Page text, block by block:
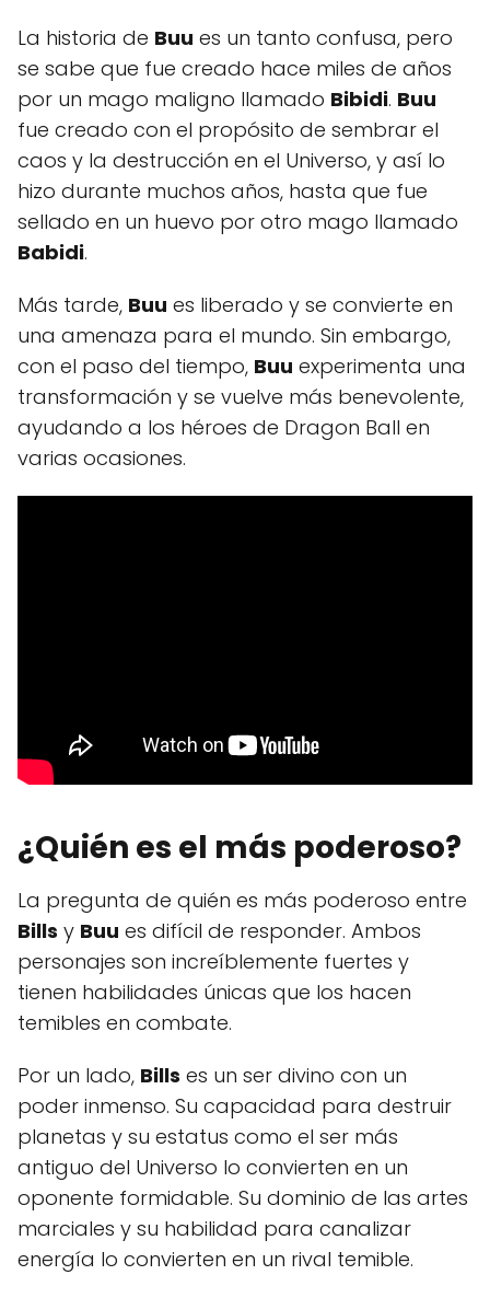
La historia de Buu es un tanto confusa, pero
se sabe que fue creado hace miles de años
por un mago maligno llamado Bibidi. Buu
fue creado con el propósito de sembrar el
caos y la destrucción en el Universo, y así lo
hizo durante muchos años, hasta que fue
sellado en un huevo por otro mago llamado
Babidi.
Más tarde, Buu es liberado y se convierte en
una amenaza para el mundo. Sin embargo,
con el paso del tiempo, Buu experimenta una
transformación y se vuelve más benevolente,
ayudando a los héroes de Dragon Ball en
varias ocasiones.
¿Quién es el más poderoso?
La pregunta de quién es más poderoso entre
Bills y Buu es difícil de responder. Ambos
personajes son increíblemente fuertes y
tienen habilidades únicas que los hacen
temibles en combate.
Por un lado, Bills es un ser divino con un
poder inmenso. Su capacidad para destruir
planetas y su estatus como el ser más
antiguo del Universo lo convierten en un
oponente formidable. Su dominio de las artes
marciales y su habilidad para canalizar
energía lo convierten en un rival temible.